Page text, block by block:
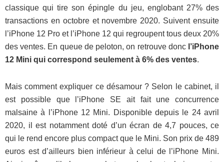
classique qui tire son épingle du jeu, englobant 27% des
transactions en octobre et novembre 2020. Suivent ensuite
l’iPhone 12 Pro et l’iPhone 12 qui regroupent tous deux 20%
des ventes. En queue de peloton, on retrouve donc l’iPhone
12 Mini qui correspond seulement à 6% des ventes.
Mais comment expliquer ce désamour ? Selon le cabinet, il
est possible que l’iPhone SE ait fait une concurrence
malsaine à l’iPhone 12 Mini. Disponible depuis le 24 avril
2020, il est notamment doté d’un écran de 4,7 pouces, ce
qui le rend encore plus compact que le Mini. Son prix de 489
euros est d’ailleurs bien inférieur à celui de l’iPhone Mini.